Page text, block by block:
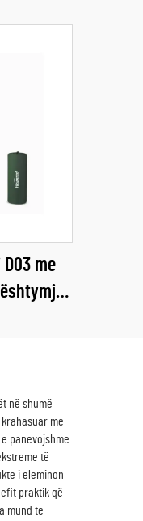
me
në shumë
me
panevojshme.
të
i eleminon
praktik që
mund të